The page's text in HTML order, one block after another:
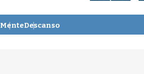
MenteDescanso